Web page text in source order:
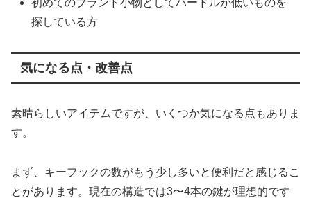
初めてのブランド小物としてハードルが低いものを
探している方
気になる点・改善点
素晴らしいアイテムですが、いくつか気になる点もありま
す。
まず、キーフックの数がもう少し多いと便利だと感じるこ
とがあります。現在の構造では3〜4本の鍵が理想的です